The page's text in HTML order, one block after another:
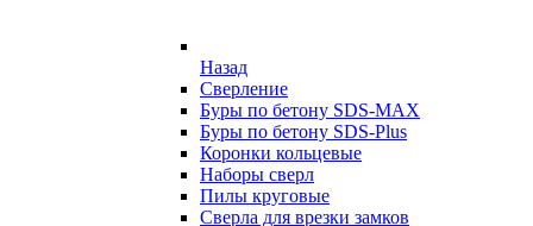
Назад
Сверление
Буры по бетону SDS-MAX
Буры по бетону SDS-Plus
Коронки кольцевые
Наборы сверл
Пилы круговые
Сверла для врезки замков